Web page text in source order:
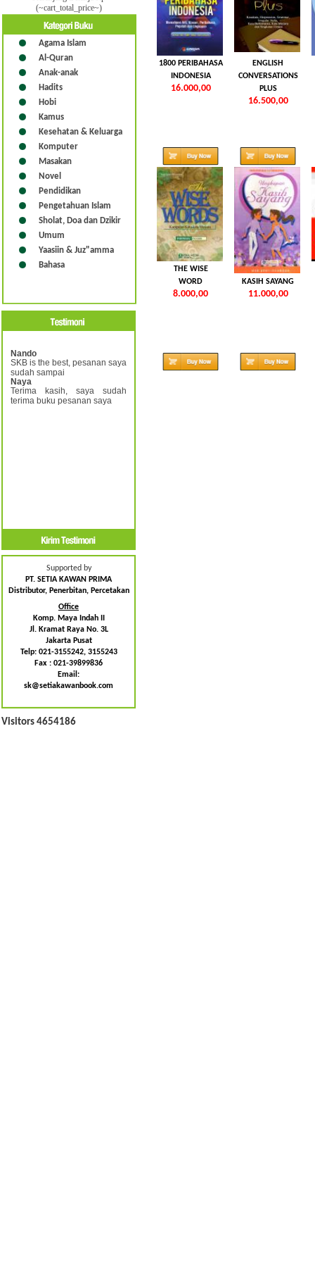
1800 PERIBAHASA
INDONESIA
16.000,00
ENGLISH
CONVERSATIONS
PLUS
16.500,00
THE WISE
WORD
8.000,00
UNGKAPAN
KASIH SAYANG
11.000,00
(~cart_total_price~)
Agama Islam
Al-Quran
Anak-anak
Hadits
Hobi
Kamus
Kesehatan & Keluarga
Komputer
Masakan
Novel
Pendidikan
Pengetahuan Islam
Sholat, Doa dan Dzikir
Umum
Yaasiin & Juz"amma
Bahasa
Supported by
PT. SETIA KAWAN PRIMA
Distributor, Penerbitan, Percetakan
Office
Komp. Maya Indah II
Jl. Kramat Raya No. 3L
Jakarta Pusat
Telp: 021-3155242, 3155243
Fax : 021-39899836
Email:
sk@setiakawanbook.com
Visitors 4654186
Nando
SKB is the best, pesanan saya
sudah sampai
Naya
Terima kasih, saya sudah
terima buku pesanan saya